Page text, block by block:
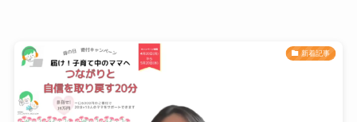
新着記事